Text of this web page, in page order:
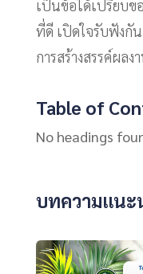
เป็นข้อได้เปรียบข
ที่ดี เปิดใจรับฟังกั
การสร้างสรรค์ผล
Table of
No headings
บทความแนะ